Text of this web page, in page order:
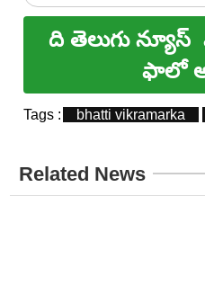
ది తెలుగు న్యూస్
ఫాలో
Tags : bhatti vikramarka
Related News